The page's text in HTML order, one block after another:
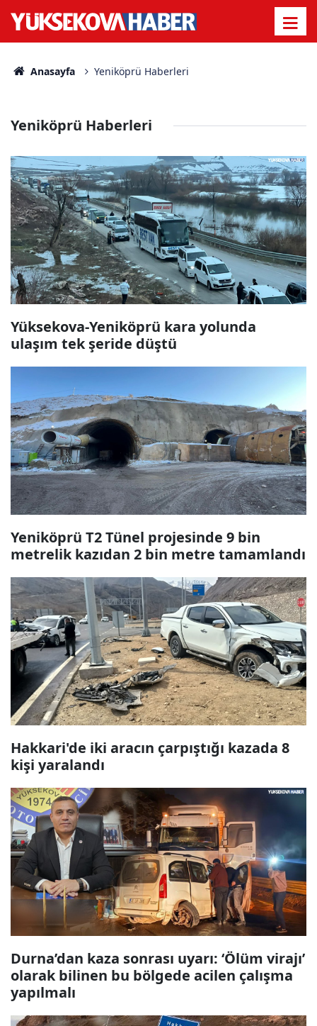
Anasayfa Yeniköprü Haberleri
Yeniköprü Haberleri
Yüksekova-Yeniköprü kara yolunda
ulaşım tek şeride düştü
Yeniköprü T2 Tünel projesinde 9 bin
metrelik kazıdan 2 bin metre tamamlandı
Hakkari'de iki aracın çarpıştığı kazada 8
kişi yaralandı
Durna’dan kaza sonrası uyarı: ‘Ölüm virajı’
olarak bilinen bu bölgede acilen çalışma
yapılmalı